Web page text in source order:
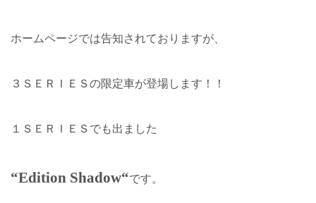
ホームページでは告知されておりますが、
３ＳＥＲＩＥＳの限定車が登場します！！
１ＳＥＲＩＥＳでも出ました
“Edition Shadow“です。